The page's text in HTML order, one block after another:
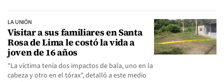
LA UNIÓN
Visitar a sus familiares en Santa
Rosa de Lima le costó la vida a
joven de 16 años
"La víctima tenía dos impactos de bala, uno en la
cabeza y otro en el tórax", detalló a este medio